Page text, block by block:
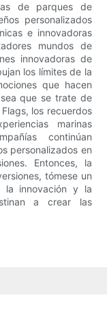
de parques de
personalizados
e innovadoras
mundos de
innovadoras de
los límites de la
que hacen
que se trate de
los recuerdos
marinas
continúan
personalizados en
Entonces, la
tómese un
la innovación y la
a crear las